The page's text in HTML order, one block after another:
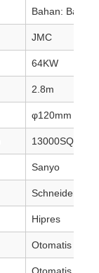
Bahan: Baja
JMC
64KW
2.8m
φ120mm
13000SQ/h-
Sanyo
Schneider
Hipres
Otomatis